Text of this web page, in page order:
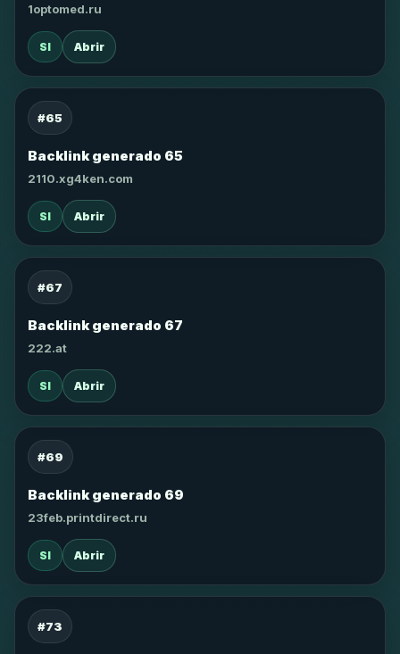
1optomed.ru
SI Abrir
#65
Backlink generado 65
2110.xg4ken.com
SI Abrir
#67
Backlink generado 67
222.at
SI Abrir
#69
Backlink generado 69
23feb.printdirect.ru
SI Abrir
#73